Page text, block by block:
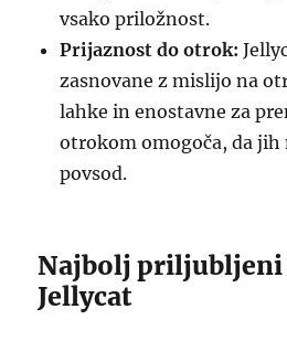
vsako priložnost.
Prijaznost do otrok:
zasnovane z mislijo na
lahke in enostavne za
otrokom omogoča, da jih
povsod.
Najbolj
Jellycat